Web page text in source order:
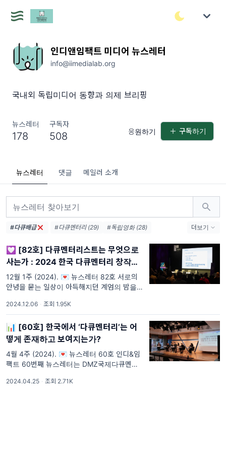
인디앤임팩트 미디어 뉴스레터
info@iimedialab.org
국내외 독립미디어 동향과 의제 브리핑
뉴스레터
178
구독자
508 응원하기 구독하기
뉴스레터 댓글 메일러 소개
#다큐배급 #다큐멘터리 (29)
#독립영화 (28)
#기후위기 (13)
#지역영화 (12)
#마을공동체미디어 (11)
#공동체라디오 (11)
#OTT (10)
#국정감사 (9)
#마을미디어 (9)
#민주주의 (9)
#독립예술영화 (9)
#공영방송 (8)
더보기
💟 [82호] 다큐멘터리스트는 무엇으로
사는가 : 2024 한국 다큐멘터리 창작자
실태조사 보고
12월 1주 (2024). 💌 뉴스레터 82호 서로의
안녕을 묻는 일상이 아득해지던 계엄의 밤을 보
트에서는 어려운 시기일수록 더욱 중요해지는
독립 다큐멘터리에 대
2024.12.06 · 조회 1.95K
📊 [60호] 한국에서 ‘다큐멘터리’는 어
떻게 존재하고 보여지는가?
4월 4주 (2024). 💌 뉴스레터 60호 인디&임
팩트 60번째 뉴스레터는 DMZ국제다큐멘터리
한 <2023년 한국 다큐멘터리 산업 현황 조사>
2024.04.25 · 조회 2.71K